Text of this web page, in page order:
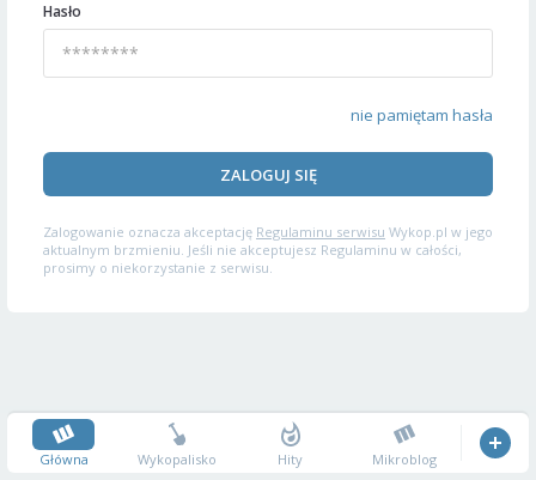
Hasło
nie pamiętam hasła
ZALOGUJ SIĘ
Zalogowanie oznacza akceptację Regulaminu serwisu Wykop.pl w jego
aktualnym brzmieniu. Jeśli nie akceptujesz Regulaminu w całości,
prosimy o niekorzystanie z serwisu.
Główna Wykopalisko Hity Mikroblog